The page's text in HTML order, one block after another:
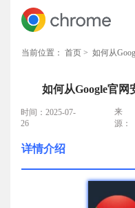
当前位置： 首页 > 如何从
如何从Google官网
时间：2025-07-
26
来
源：
详情介绍